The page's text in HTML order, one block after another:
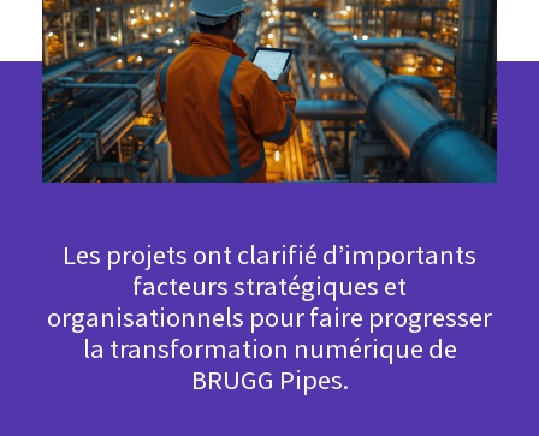
Les projets ont clarifié d’importants
facteurs stratégiques et
organisationnels pour faire progresser
la transformation numérique de
BRUGG Pipes.